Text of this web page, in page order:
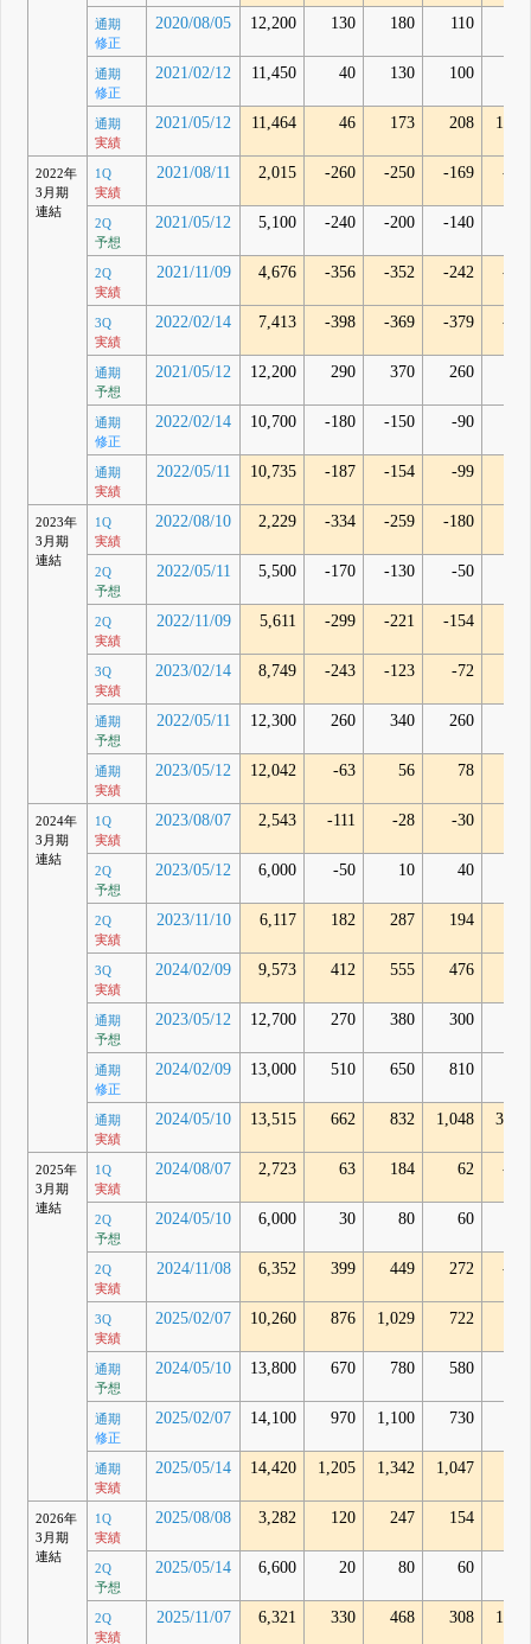
通期
修正
2020/08/05 12,200 130 180 110
通期
修正
2021/02/12 11,450 40 130 100
通期
実績
2021/05/12 11,464 46 173 208
2022年
3月期
連結
1Q
実績
2021/08/11 2,015 -260 -250 -169 -
2Q
予想
2021/05/12 5,100 -240 -200 -140
2Q
実績
2021/11/09 4,676 -356 -352 -242 -
3Q
実績
2022/02/14 7,413 -398 -369 -379 -
通期
予想
2021/05/12 12,200 290 370 260
通期
修正
2022/02/14 10,700 -180 -150 -90
通期
実績
2022/05/11 10,735 -187 -154 -99
2023年
3月期
連結
1Q
実績
2022/08/10 2,229 -334 -259 -180
2Q
予想
2022/05/11 5,500 -170 -130 -50
2Q
実績
2022/11/09 5,611 -299 -221 -154
3Q
実績
2023/02/14 8,749 -243 -123 -72
通期
予想
2022/05/11 12,300 260 340 260
通期
実績
2023/05/12 12,042 -63 56 78
2024年
3月期
連結
1Q
実績
2023/08/07 2,543 -111 -28 -30
2Q
予想
2023/05/12 6,000 -50 10 40
2Q
実績
2023/11/10 6,117 182 287 194
3Q
実績
2024/02/09 9,573 412 555 476
通期
予想
2023/05/12 12,700 270 380 300
通期
修正
2024/02/09 13,000 510 650 810
通期
実績
2024/05/10 13,515 662 832 1,048
2025年
3月期
連結
1Q
実績
2024/08/07 2,723 63 184 62 -
2Q
予想
2024/05/10 6,000 30 80 60
2Q
実績
2024/11/08 6,352 399 449 272 -
3Q
実績
2025/02/07 10,260 876 1,029 722
通期
予想
2024/05/10 13,800 670 780 580
通期
修正
2025/02/07 14,100 970 1,100 730
通期
実績
2025/05/14 14,420 1,205 1,342 1,047
2026年
3月期
連結
1Q
実績
2025/08/08 3,282 120 247 154
2Q
予想
2025/05/14 6,600 20 80 60
2Q
実績
2025/11/07 6,321 330 468 308